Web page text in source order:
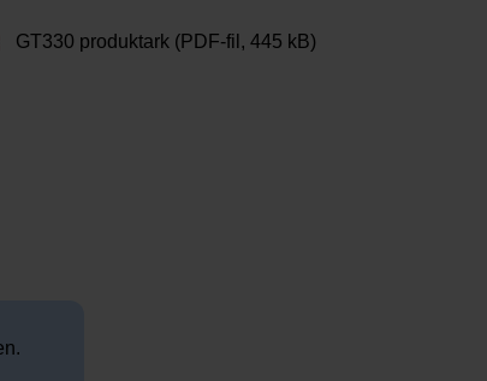
GT330 produktark (PDF-fil, 445 kB)